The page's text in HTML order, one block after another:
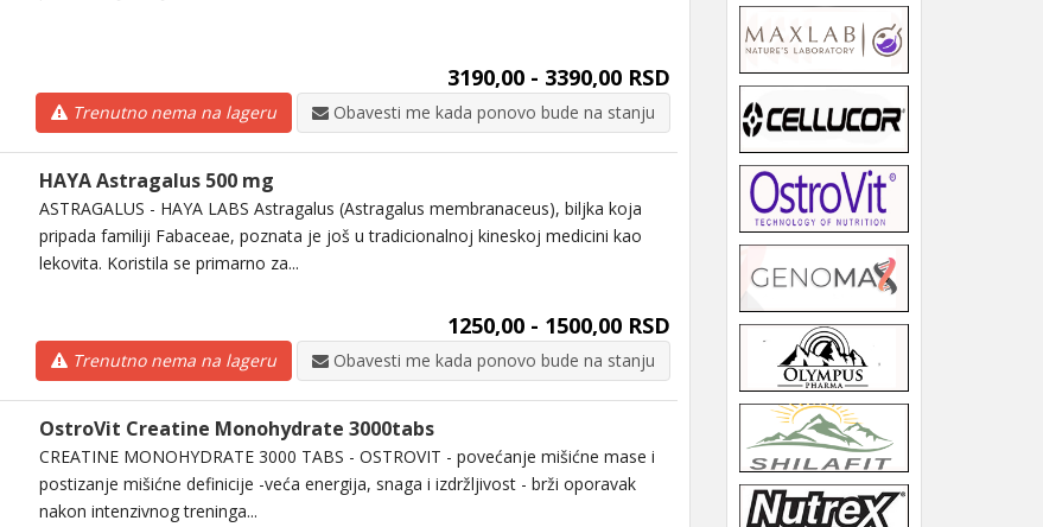
3190,00 - 3390,00 RSD
Trenutno nema na lageru Obavesti me kada ponovo bude na stanju
HAYA Astragalus 500 mg
ASTRAGALUS - HAYA LABS Astragalus (Astragalus membranaceus), biljka koja
pripada familiji Fabaceae, poznata je još u tradicionalnoj kineskoj medicini kao
lekovita. Koristila se primarno za...
1250,00 - 1500,00 RSD
Trenutno nema na lageru Obavesti me kada ponovo bude na stanju
OstroVit Creatine Monohydrate 3000tabs
CREATINE MONOHYDRATE 3000 TABS - OSTROVIT - povećanje mišićne mase i
postizanje mišićne definicije -veća energija, snaga i izdržljivost - brži oporavak
nakon intenzivnog treninga...